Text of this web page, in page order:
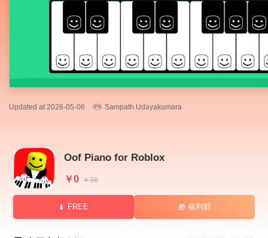
Updated at 2026-05-06 Sampath Udayakumara
Oof Piano for Roblox
￥0 ￥38
FREE 🎁 福利群